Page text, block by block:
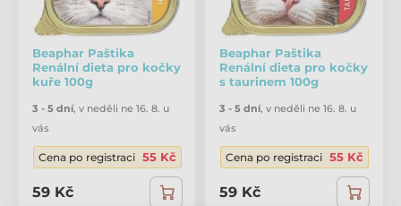
Beaphar Paštika
Renální dieta pro kočky
kuře 100g
3 - 5 dní, v neděli ne 16. 8. u
vás
Cena po registraci 55 Kč
59 Kč
Beaphar Paštika
Renální dieta pro kočky
s taurinem 100g
3 - 5 dní, v neděli ne 16. 8. u
vás
Cena po registraci 55 Kč
59 Kč